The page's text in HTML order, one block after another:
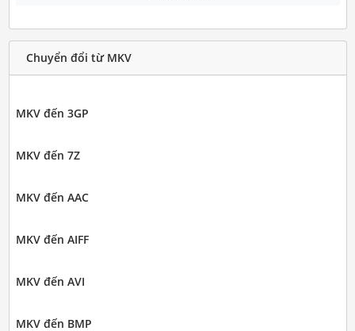
Chuyển đổi từ MKV
MKV đến 3GP
MKV đến 7Z
MKV đến AAC
MKV đến AIFF
MKV đến AVI
MKV đến BMP